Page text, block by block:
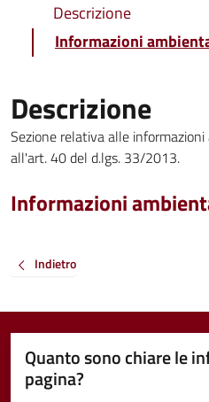
Descrizione
Informazioni
Descrizione
Sezione relativa alle
all'art. 40 del d.lgs. 33/2013.
Informazioni
Indietro
Quanto sono chiare le
pagina?